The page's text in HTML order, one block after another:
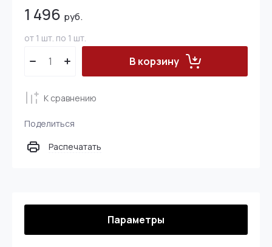
1 496 руб.
от 1 шт. по 1 шт.
В корзину
К сравнению
Поделиться
Распечатать
Параметры